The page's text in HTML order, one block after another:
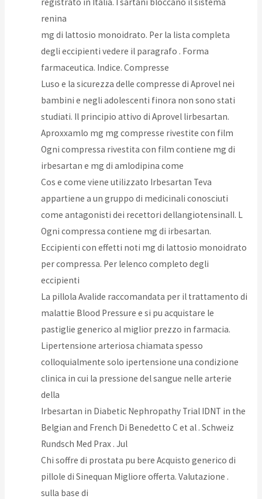
renina
mg di lattosio monoidrato. Per la lista completa
degli eccipienti vedere il paragrafo . Forma
farmaceutica. Indice. Compresse
Luso e la sicurezza delle compresse di Aprovel nei
bambini e negli adolescenti finora non sono stati
studiati. Il principio attivo di Aprovel lirbesartan.
Aproxxamlo mg mg compresse rivestite con film
Ogni compressa rivestita con film contiene mg di
irbesartan e mg di amlodipina come
Cos e come viene utilizzato Irbesartan Teva
appartiene a un gruppo di medicinali conosciuti
come antagonisti dei recettori dellangiotensinaII. L
Ogni compressa contiene mg di irbesartan.
Eccipienti con effetti noti mg di lattosio monoidrato
per compressa. Per lelenco completo degli
eccipienti
La pillola Avalide raccomandata per il trattamento di
malattie Blood Pressure e si pu acquistare le
pastiglie generico al miglior prezzo in farmacia.
Lipertensione arteriosa chiamata spesso
colloquialmente solo ipertensione una condizione
clinica in cui la pressione del sangue nelle arterie
della
Irbesartan in Diabetic Nephropathy Trial IDNT in the
Belgian and French Di Benedetto C et al . Schweiz
Rundsch Med Prax . Jul
Chi soffre di prostata pu bere Acquisto generico di
pillole di Sinequan Migliore offerta. Valutazione .
sulla base di